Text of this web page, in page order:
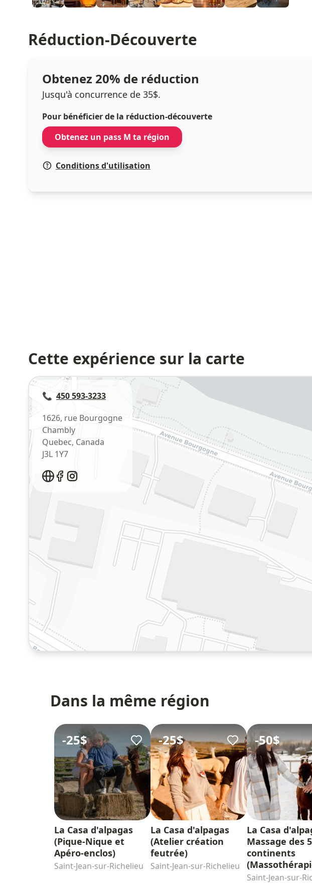
Réduction-Découverte
Obtenez 20% de réduction
Jusqu'à concurrence de 35$.
Pour bénéficier de la réduction-découverte
Obtenez un pass M ta région
Conditions d'utilisation
Cette expérience sur la carte
📞 450 593-3233
1626, rue Bourgogne
Chambly
Quebec, Canada
J3L 1Y7
Dans la même région
-25$
La Casa d'alpagas
(Pique-Nique et
Apéro-enclos)
Saint-Jean-sur-Richelieu
-25$
La Casa d'alpagas
(Atelier création
feutrée)
Saint-Jean-sur-Richelieu
-50$
La Casa
Massage des 5
continents
Saint-Jean-sur-